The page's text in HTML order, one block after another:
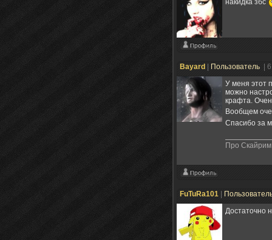
Bayard Пользователь
|
У меня этот
можно
крафта.
Вообщем
Спасибо за
Про
FuTuRa101
Достаточно